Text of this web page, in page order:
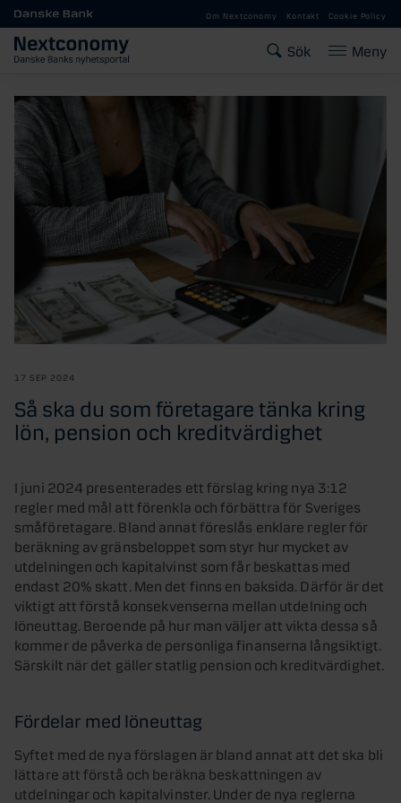
Gå till huvudinnehåll
Om Nextconomy Kontakt Cookie Policy
Sök Meny
17 SEP 2024
Så ska du som företagare tänka kring
lön, pension och kreditvärdighet
I juni 2024 presenterades ett förslag kring nya 3:12
regler med mål att förenkla och förbättra för Sveriges
småföretagare. Bland annat föreslås enklare regler för
beräkning av gränsbeloppet som styr hur mycket av
utdelningen och kapitalvinst som får beskattas med
endast 20% skatt. Men det finns en baksida. Därför är det
viktigt att förstå konsekvenserna mellan utdelning och
löneuttag. Beroende på hur man väljer att vikta dessa så
kommer de påverka de personliga finanserna långsiktigt.
Särskilt när det gäller statlig pension och kreditvärdighet.
Fördelar med löneuttag
Syftet med de nya förslagen är bland annat att det ska bli
lättare att förstå och beräkna beskattningen av
utdelningar och kapitalvinster. Under de nya reglerna